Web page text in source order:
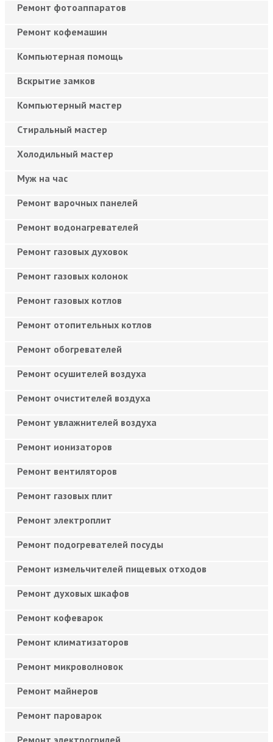
Ремонт фотоаппаратов
Ремонт кофемашин
Компьютерная помощь
Вскрытие замков
Компьютерный мастер
Cтиральный мастер
Холодильный мастер
Муж на час
Ремонт варочных панелей
Ремонт водонагревателей
Ремонт газовых духовок
Ремонт газовых колонок
Ремонт газовых котлов
Ремонт отопительных котлов
Ремонт обогревателей
Ремонт осушителей воздуха
Ремонт очистителей воздуха
Ремонт увлажнителей воздуха
Ремонт ионизаторов
Ремонт вентиляторов
Ремонт газовых плит
Ремонт электроплит
Ремонт подогревателей посуды
Ремонт измельчителей пищевых отходов
Ремонт духовых шкафов
Ремонт кофеварок
Ремонт климатизаторов
Ремонт микроволновок
Ремонт майнеров
Ремонт пароварок
Ремонт электрогрилей